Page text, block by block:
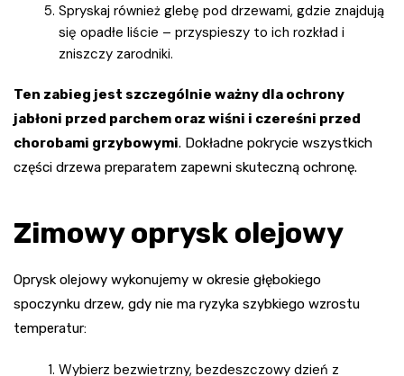
Spryskaj również glebę pod drzewami, gdzie znajdują
się opadłe liście – przyspieszy to ich rozkład i
zniszczy zarodniki.
Ten zabieg jest szczególnie ważny dla ochrony
jabłoni przed parchem oraz wiśni i czereśni przed
chorobami grzybowymi. Dokładne pokrycie wszystkich
części drzewa preparatem zapewni skuteczną ochronę.
Zimowy oprysk olejowy
Oprysk olejowy wykonujemy w okresie głębokiego
spoczynku drzew, gdy nie ma ryzyka szybkiego wzrostu
temperatur:
Wybierz bezwietrzny, bezdeszczowy dzień z